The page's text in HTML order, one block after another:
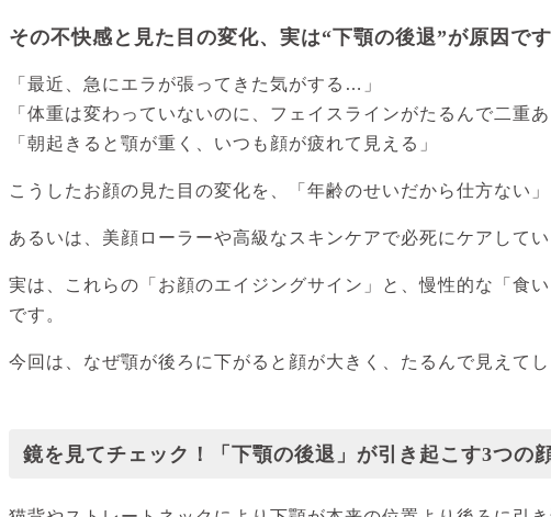
その不快感と見た目の変化、実は“下顎の後退”が原因です
「最近、急にエラが張ってきた気がする…」
「体重は変わっていないのに、フェイスラインがたるんで二重あ
「朝起きると顎が重く、いつも顔が疲れて見える」
こうしたお顔の見た目の変化を、「年齢のせいだから仕方ない
あるいは、美顔ローラーや高級なスキンケアで必死にケアしてい
実は、これらの「お顔のエイジングサイン」と、慢性的な「食
です。
今回は、なぜ顎が後ろに下がると顔が大きく、たるんで見えて
鏡を見てチェック！「下顎の後退」が引き起こす3つの